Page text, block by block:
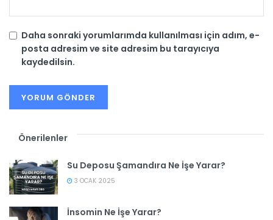
Daha sonraki yorumlarımda kullanılması için adım, e-
posta adresim ve site adresim bu tarayıcıya
kaydedilsin.
Önerilenler
Su Deposu Şamandıra Ne İşe Yarar?
3 OCAK 2025
İnsomin Ne İşe Yarar?